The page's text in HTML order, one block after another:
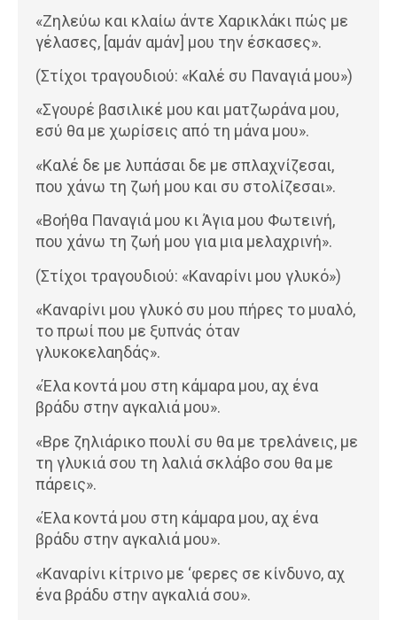
«Ζηλεύω και κλαίω άντε Χαρικλάκι πώς με
γέλασες, [αμάν αμάν] μου την έσκασες».
(Στίχοι τραγουδιού: «Καλέ συ Παναγιά μου»)
«Σγουρέ βασιλικέ μου και ματζωράνα μου,
εσύ θα με χωρίσεις από τη μάνα μου».
«Καλέ δε με λυπάσαι δε με σπλαχνίζεσαι,
που χάνω τη ζωή μου και συ στολίζεσαι».
«Βοήθα Παναγιά μου κι Άγια μου Φωτεινή,
που χάνω τη ζωή μου για μια μελαχρινή».
(Στίχοι τραγουδιού: «Καναρίνι μου γλυκό»)
«Καναρίνι μου γλυκό συ μου πήρες το μυαλό,
το πρωί που με ξυπνάς όταν
γλυκοκελαηδάς».
«Έλα κοντά μου στη κάμαρα μου, αχ ένα
βράδυ στην αγκαλιά μου».
«Βρε ζηλιάρικο πουλί συ θα με τρελάνεις, με
τη γλυκιά σου τη λαλιά σκλάβο σου θα με
πάρεις».
«Έλα κοντά μου στη κάμαρα μου, αχ ένα
βράδυ στην αγκαλιά μου».
«Καναρίνι κίτρινο με ‘φερες σε κίνδυνο, αχ
ένα βράδυ στην αγκαλιά σου».